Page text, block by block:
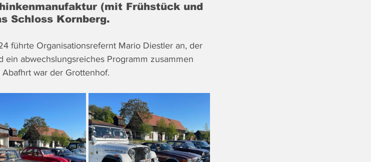
(mit Frühstück und
Schloss Kornberg.
führte Organisationsrefernt Mario Diestler an, der
ein abwechslungsreiches Programm zusammen
war der Grottenhof.